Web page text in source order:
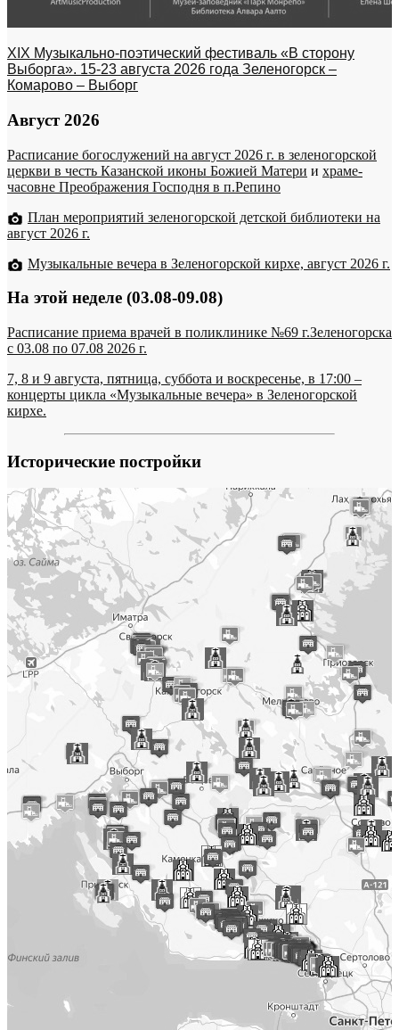
XIX Музыкально-поэтический фестиваль «В сторону
Выборга». 15-23 августа 2026 года Зеленогорск –
Комарово – Выборг
Август 2026
Расписание богослужений на август 2026 г. в зеленогорской
церкви в честь Казанской иконы Божией Матери и храме-
часовне Преображения Господня в п.Репино
План мероприятий зеленогорской детской библиотеки на
август 2026 г.
Музыкальные вечера в Зеленогорской кирхе, август 2026 г.
На этой неделе (03.08-09.08)
Расписание приема врачей в поликлинике №69 г.Зеленогорска
c 03.08 по 07.08 2026 г.
7, 8 и 9 августа, пятница, суббота и воскресенье, в 17:00 –
концерты цикла «Музыкальные вечера» в Зеленогорской
кирхе.
Исторические постройки